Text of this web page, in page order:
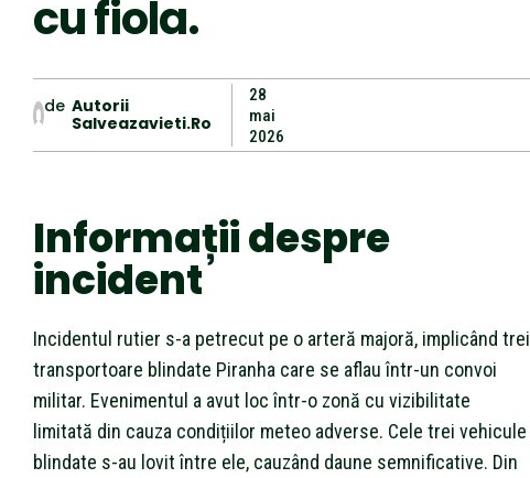
cu fiola.
de Autorii
Salveazavieti.ro
28
mai
2026
Informații despre
incident
Incidentul rutier s-a petrecut pe o arteră majoră, implicând trei
transportoare blindate Piranha care se aflau într-un convoi
militar. Evenimentul a avut loc într-o zonă cu vizibilitate
limitată din cauza condițiilor meteo adverse. Cele trei vehicule
blindate s-au lovit între ele, cauzând daune semnificative. Din